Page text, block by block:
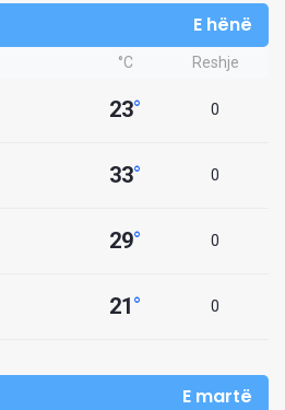
E hënë
°C Reshje
23° 0
33° 0
29° 0
21° 0
E martë